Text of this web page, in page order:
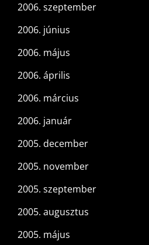
2006. szeptember
2006. június
2006. május
2006. április
2006. március
2006. január
2005. december
2005. november
2005. szeptember
2005. augusztus
2005. május